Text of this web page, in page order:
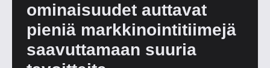
ominaisuudet auttavat
pieniä markkinointitiimejä
saavuttamaan suuria